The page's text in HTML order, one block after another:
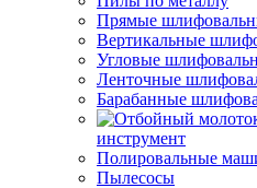
Прямые
Вертикальные
Угловые
Ленточные
Барабанные
инструмент
Полировальные
Пылесосы